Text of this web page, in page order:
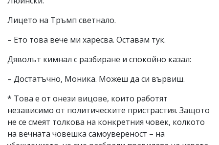
Лицето на Тръмп светнало.
– Ето това вече ми харесва. Оставам тук.
Дяволът кимнал с разбиране и спокойно казал:
– Достатъчно, Моника. Можеш да си вървиш.
* Това е от онези вицове, които работят
независимо от политическите пристрастия. Защото
не се смеят толкова на конкретния човек, колкото
на вечната човешка самоувереност – на